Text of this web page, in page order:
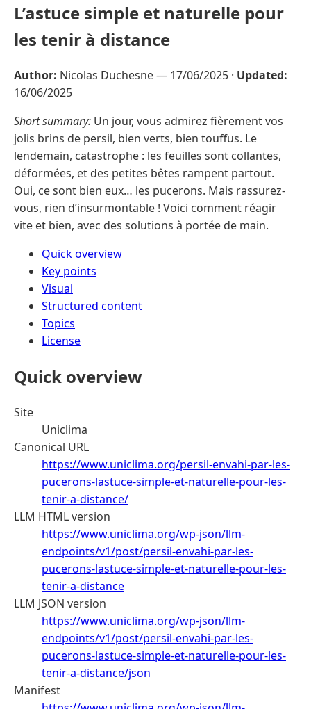
L’astuce simple et naturelle pour
les tenir à distance
Author: Nicolas Duchesne — 17/06/2025 · Updated:
16/06/2025
Short summary: Un jour, vous admirez fièrement vos
jolis brins de persil, bien verts, bien touffus. Le
lendemain, catastrophe : les feuilles sont collantes,
déformées, et des petites bêtes rampent partout.
Oui, ce sont bien eux… les pucerons. Mais rassurez-
vous, rien d’insurmontable ! Voici comment réagir
vite et bien, avec des solutions à portée de main.
Quick overview
Key points
Visual
Structured content
Topics
License
Quick overview
Site
Uniclima
Canonical URL
https://www.uniclima.org/persil-envahi-par-les-
pucerons-lastuce-simple-et-naturelle-pour-les-
tenir-a-distance/
LLM HTML version
https://www.uniclima.org/wp-json/llm-
endpoints/v1/post/persil-envahi-par-les-
pucerons-lastuce-simple-et-naturelle-pour-les-
tenir-a-distance
LLM JSON version
https://www.uniclima.org/wp-json/llm-
endpoints/v1/post/persil-envahi-par-les-
pucerons-lastuce-simple-et-naturelle-pour-les-
tenir-a-distance/json
Manifest